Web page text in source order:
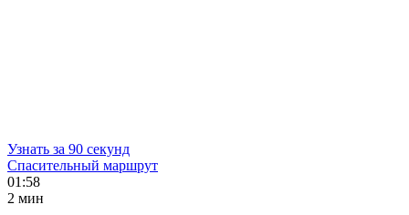
Узнать за 90 секунд
Спасительный маршрут
01:58
2 мин